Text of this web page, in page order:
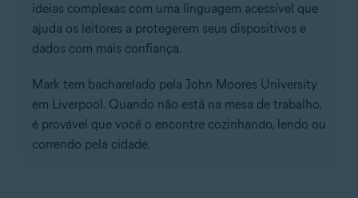
ideias complexas com uma linguagem acessível que
ajuda os leitores a protegerem seus dispositivos e
dados com mais confiança.
Mark tem bacharelado pela John Moores University
em Liverpool. Quando não está na mesa de trabalho,
é provável que você o encontre cozinhando, lendo ou
correndo pela cidade.